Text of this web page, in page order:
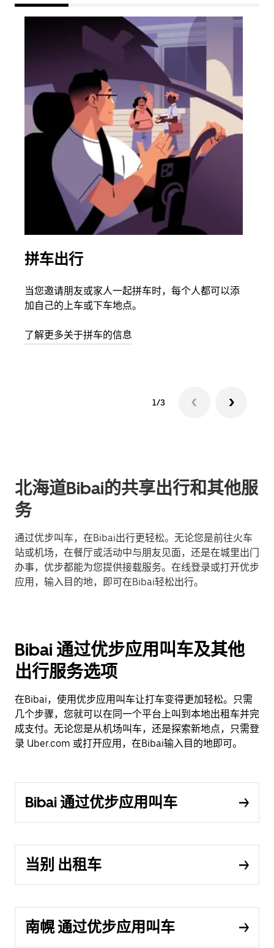
拼车出行
当您邀请朋友或家人一起拼车时，每个人都可以添
加自己的上车或下车地点。
了解更多关于拼车的信息
1/3
北海道Bibai的共享出行和其他服
务
通过优步叫车，在Bibai出行更轻松。无论您是前往火车
站或机场，在餐厅或活动中与朋友见面，还是在城里出门
办事，优步都能为您提供接载服务。在线登录或打开优步
应用，输入目的地，即可在Bibai轻松出行。
Bibai 通过优步应用叫车及其他
出行服务选项
在Bibai，使用优步应用叫车让打车变得更加轻松。只需
几个步骤，您就可以在同一个平台上叫到本地出租车并完
成支付。无论您是从机场叫车，还是探索新地点，只需登
录 Uber.com 或打开应用，在Bibai输入目的地即可。
Bibai 通过优步应用叫车
当别 出租车
南幌 通过优步应用叫车